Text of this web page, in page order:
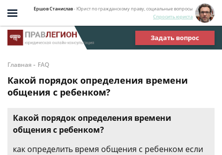
Ершов Станислав- Юрист по гражданскому праву, социальные вопросы
Спросить юриста
Задать вопрос
Главная - FAQ
Какой порядок определения времени
общения с ребенком?
Какой порядок определения времени
общения с ребенком?
как определить время общения с ребенком если